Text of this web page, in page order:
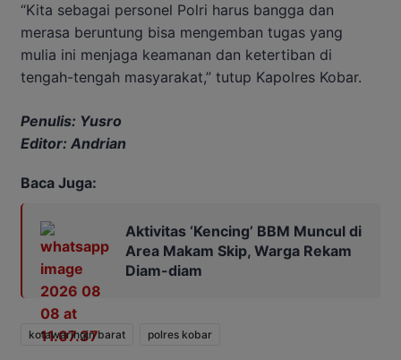
“Kita sebagai personel Polri harus bangga dan
merasa beruntung bisa mengemban tugas yang
mulia ini menjaga keamanan dan ketertiban di
tengah-tengah masyarakat,” tutup Kapolres Kobar.
Penulis: Yusro
Editor: Andrian
Baca Juga:
Aktivitas ‘Kencing’ BBM Muncul di
Area Makam Skip, Warga Rekam
Diam-diam
kotawaringin barat polres kobar